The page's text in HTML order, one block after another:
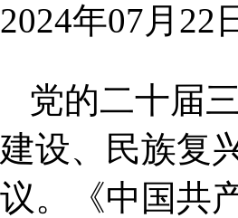
2024年07月22
党的二十届
建设、民族复
议。《中国共